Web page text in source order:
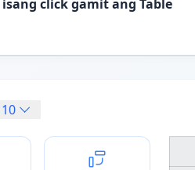
click gamit ang Table
10